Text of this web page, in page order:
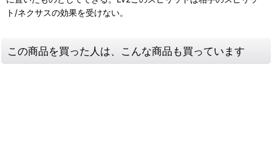
ト/ネクサスの効果を受けない。
この商品を買った人は、こんな商品も買っています